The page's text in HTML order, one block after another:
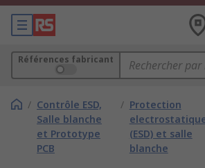
Références fabricant
/ Contrôle ESD,
Salle blanche
et Prototype
PCB
/ Protection
(ESD) et salle
blanche